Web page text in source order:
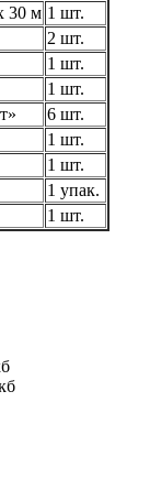
30 м 1 шт.
2 шт.
1 шт.
1 шт.
6 шт.
1 шт.
1 шт.
1 упак.
1 шт.